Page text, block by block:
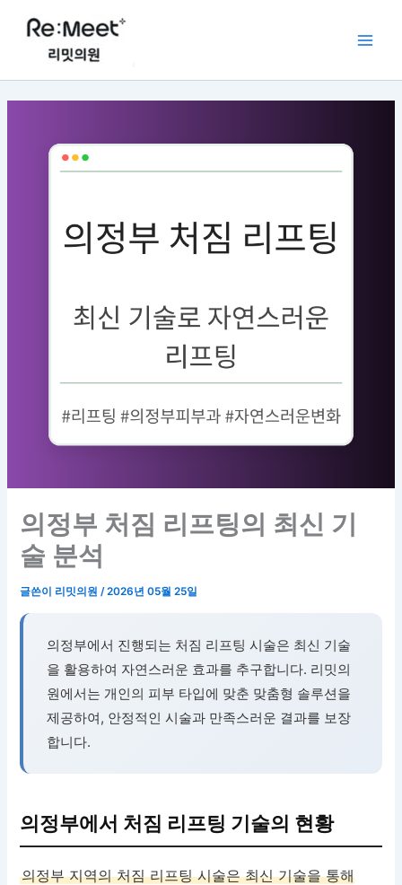
의정부 처짐 리프팅의 최신 기
술 분석
글쓴이 리밋의원/2026년 05월 25일
의정부에서 진행되는 처짐 리프팅 시술은 최신 기술
을 활용하여 자연스러운 효과를 추구합니다. 리밋의
원에서는 개인의 피부 타입에 맞춘 맞춤형 솔루션을
제공하여, 안정적인 시술과 만족스러운 결과를 보장
합니다.
의정부에서 처짐 리프팅 기술의 현황
의정부 지역의 처짐 리프팅 시술은 최신 기술을 통해